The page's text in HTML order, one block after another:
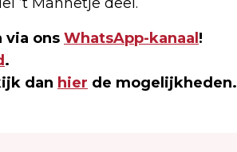
via ons WhatsApp-kanaal !
.
dan hier de mogelijkheden.